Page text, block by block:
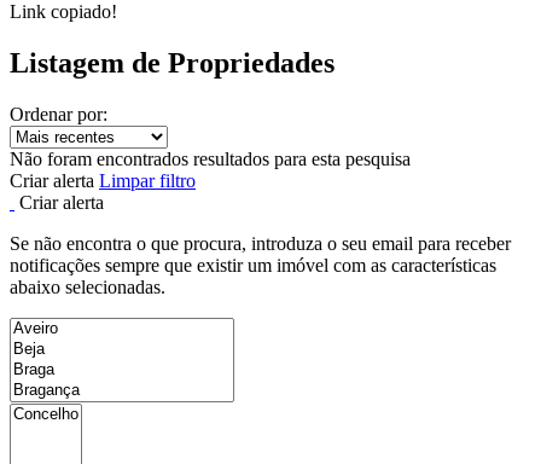
Link copiado!
Listagem de Propriedades
Ordenar por:
Não foram encontrados resultados para esta pesquisa
Criar alerta Limpar filtro
Criar alerta
Se não encontra o que procura, introduza o seu email para receber
notificações sempre que existir um imóvel com as características
abaixo selecionadas.